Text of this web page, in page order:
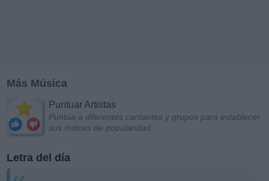
Más Música
Puntuar Artistas
Puntúa a diferentes cantantes y grupos para establecer
sus índices de popularidad
Letra del día